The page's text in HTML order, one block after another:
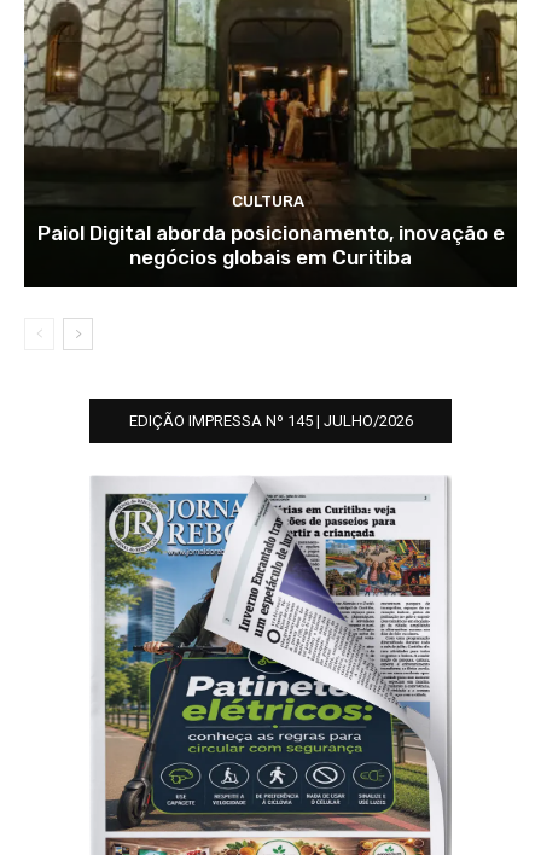
CULTURA
Paiol Digital aborda posicionamento, inovação e
negócios globais em Curitiba
EDIÇÃO IMPRESSA Nº 145 | JULHO/2026